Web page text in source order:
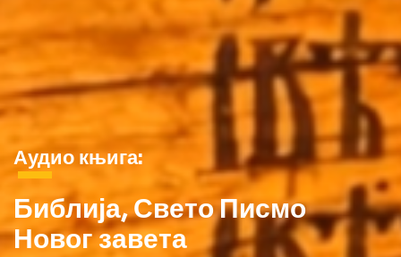
Аудио књига:
Библија, Свето Писмо
Новог завета